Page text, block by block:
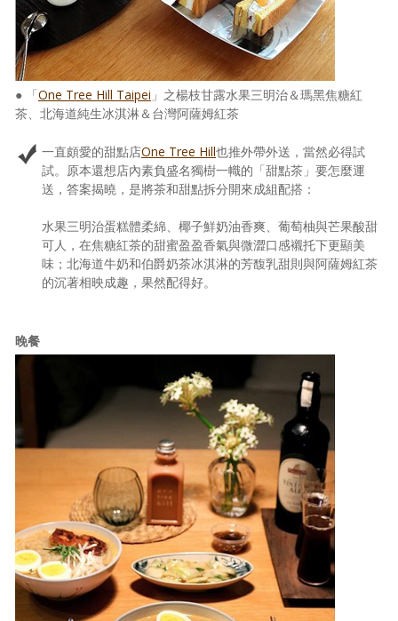
● 「One Tree Hill Taipei 」之楊枝甘露水果三明治＆瑪黑焦糖紅
茶、北海道純生冰淇淋＆台灣阿薩姆紅茶
一直頗愛的甜點店One Tree Hill也推外帶外送，當然必得試
試。原本還想店內素負盛名獨樹一幟的「甜點茶」要怎麼運
送，答案揭曉，是將茶和甜點拆分開來成組配搭：
水果三明治蛋糕體柔綿、椰子鮮奶油香爽、葡萄柚與芒果酸甜
可人，在焦糖紅茶的甜蜜盈盈香氣與微澀口感襯托下更顯美
味；北海道牛奶和伯爵奶茶冰淇淋的芳馥乳甜則與阿薩姆紅茶
的沉著相映成趣，果然配得好。
晚餐